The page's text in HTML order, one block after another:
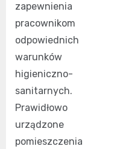
zapewnienia
pracownikom
odpowiednich
warunków
higieniczno-
sanitarnych.
Prawidłowo
urządzone
pomieszczenia